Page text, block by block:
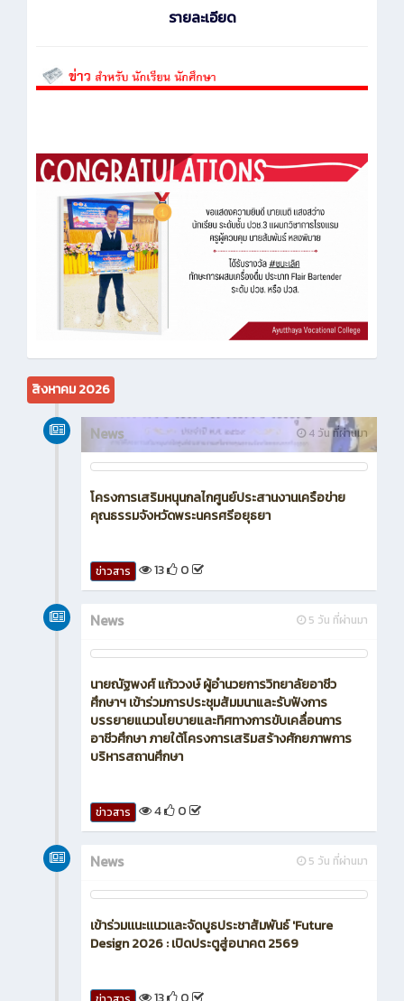
รายละเอียด
สิงหาคม 2026
4 วัน ที่ผ่านมา
News
โครงการเสริมหนุนกลไกศูนย์ประสานงานเครือข่าย
คุณธรรมจังหวัดพระนครศรีอยุธยา
ข่าวสาร 13 0
5 วัน ที่ผ่านมา
News
นายณัฐพงศ์ แก้ววงษ์ ผู้อำนวยการวิทยาลัยอาชีว
ศึกษาฯ เข้าร่วมการประชุมสัมมนาและรับฟังการ
บรรยายแนวนโยบายและทิศทางการขับเคลื่อนการ
อาชีวศึกษา ภายใต้โครงการเสริมสร้างศักยภาพการ
บริหารสถานศึกษา
ข่าวสาร 4 0
5 วัน ที่ผ่านมา
News